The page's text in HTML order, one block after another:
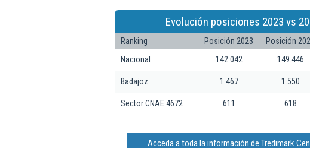
Evolución posiciones 2023 vs
Ranking Posición 2023 Posición
Nacional
142.042 149.446
Badajoz 1.467 1.550
Sector CNAE 4672 611 618
Acceda a toda la información de Tredimark